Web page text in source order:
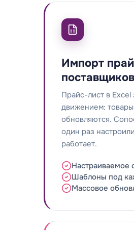
Импорт
Прайс-лист в
движением:
обновляются.
один раз
работает.
Настраиваемое
Шаблоны под
Массовое